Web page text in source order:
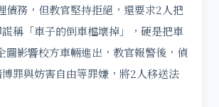
債務，但教官堅持拒絕，還要求2人把
稱「車子的倒車檔壞掉」，硬是把車
圖影響校方車輛進出，教官報警後，偵
罪與妨害自由等罪嫌，將2人移送法